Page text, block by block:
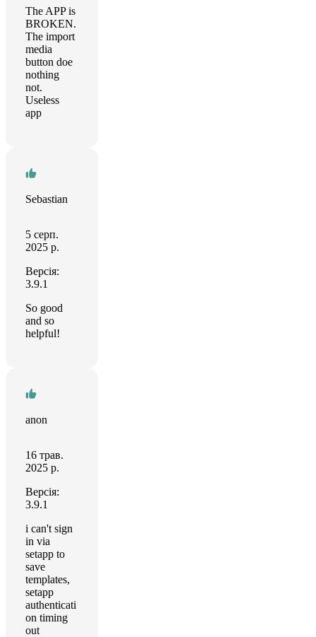
The APP is
BROKEN.
The import
media
button doe
nothing
not.
Useless
app
Sebastian
5 серп.
2025 р.
Версія:
3.9.1
So good
and so
helpful!
anon
16 трав.
2025 р.
Версія:
3.9.1
i can't sign
in via
setapp to
save
templates,
setapp
authenticati
on timing
out